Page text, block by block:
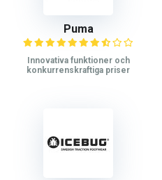
Puma
Innovativa funktioner och
konkurrenskraftiga priser